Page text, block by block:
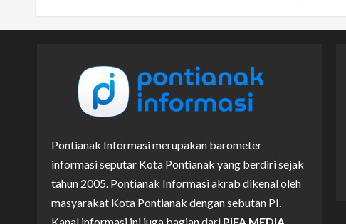
Pontianak Informasi merupakan barometer
informasi seputar Kota Pontianak yang berdiri sejak
tahun 2005. Pontianak Informasi akrab dikenal oleh
masyarakat Kota Pontianak dengan sebutan PI.